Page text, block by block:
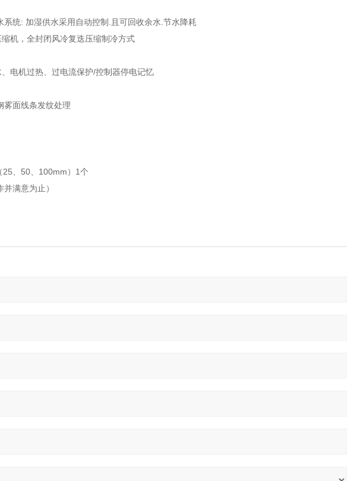
统: 加湿供水采用自动控制.且可回收余水.节水降耗
机，全封闭风冷复迭压缩制冷方式
电机过热、过电流保护/控制器停电记忆
雾面线条发纹处理
25、50、100mm）1个
满意为止）